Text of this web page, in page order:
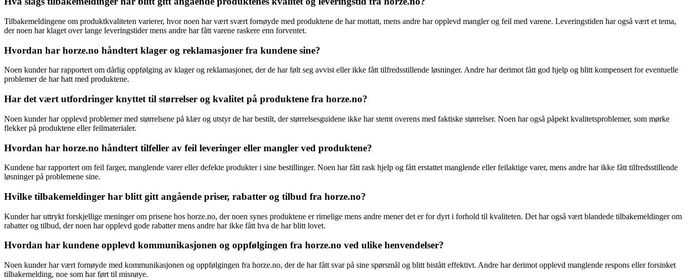
Tilbakemeldingene om produktkvaliteten varierer, hvor noen har vært svært fornøyde med produktene de har mottatt, mens andre har opplevd mangler og feil med varene. Leveringstiden har også vært et tema,
der noen har klaget over lange leveringstider mens andre har fått varene raskere enn forventet.
Hvordan har horze.no håndtert klager og reklamasjoner fra kundene sine?
Noen kunder har rapportert om dårlig oppfølging av klager og reklamasjoner, der de har følt seg avvist eller ikke fått tilfredsstillende løsninger. Andre har derimot fått god hjelp og blitt kompensert for eventuelle
problemer de har hatt med produktene.
Har det vært utfordringer knyttet til størrelser og kvalitet på produktene fra horze.no?
Noen kunder har opplevd problemer med størrelsene på klær og utstyr de har bestilt, der størrelsesguidene ikke har stemt overens med faktiske størrelser. Noen har også påpekt kvalitetsproblemer, som mørke
flekker på produktene eller feilmaterialer.
Hvordan har horze.no håndtert tilfeller av feil leveringer eller mangler ved produktene?
Kundene har rapportert om feil farger, manglende varer eller defekte produkter i sine bestillinger. Noen har fått rask hjelp og fått erstattet manglende eller feilaktige varer, mens andre har ikke fått tilfredsstillende
løsninger på problemene sine.
Hvilke tilbakemeldinger har blitt gitt angående priser, rabatter og tilbud fra horze.no?
Kunder har uttrykt forskjellige meninger om prisene hos horze.no, der noen synes produktene er rimelige mens andre mener det er for dyrt i forhold til kvaliteten. Det har også vært blandede tilbakemeldinger om
rabatter og tilbud, der noen har opplevd gode rabatter mens andre har ikke fått hva de har blitt lovet.
Hvordan har kundene opplevd kommunikasjonen og oppfølgingen fra horze.no ved ulike henvendelser?
Noen kunder har vært fornøyde med kommunikasjonen og oppfølgingen fra horze.no, der de har fått svar på sine spørsmål og blitt bistått effektivt. Andre har derimot opplevd manglende respons eller forsinket
tilbakemelding, noe som har ført til misnøye.